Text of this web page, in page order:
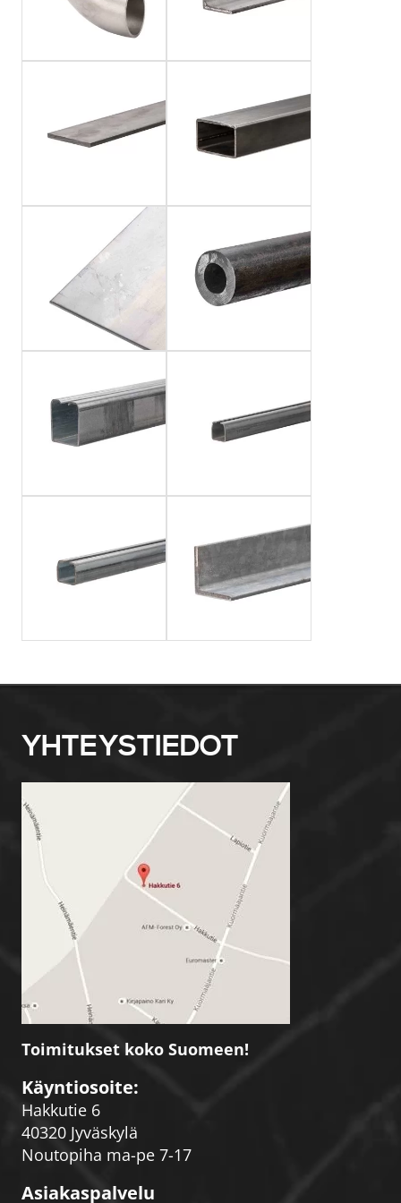
YHTEYSTIEDOT
Toimitukset koko Suomeen!
Käyntiosoite:
Hakkutie 6
40320 Jyväskylä
Noutopiha ma-pe 7-17
Asiakaspalvelu